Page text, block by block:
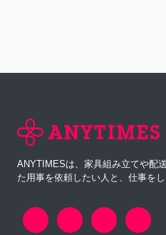
ANYTIMESは、家具組み立てや配
た用事を依頼したい人と、仕事を